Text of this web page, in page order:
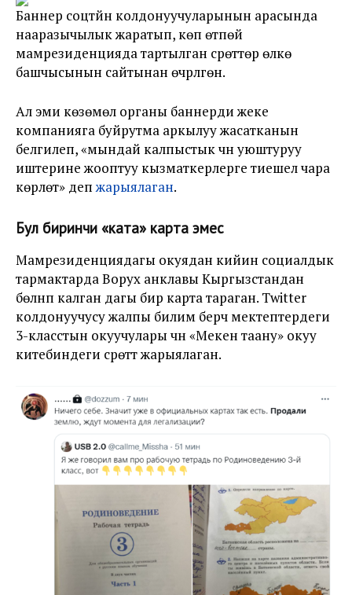
Баннер соцтүйүн колдонуучуларынын арасында
нааразычылык жаратып, көп өтпөй
мамрезиденцияда тартылган сүрөттөр өлкө
башчысынын сайтынан өчүрүлгөн.
Ал эми көзөмөл органы баннерди жеке
компанияга буйрутма аркылуу жасатканын
белгилеп, «мындай калпыстык үчүн уюштуруу
иштерине жооптуу кызматкерлерге тиешелүү чара
көрүлөт» депжарыялаган.
Бул биринчи «ката» карта эмес
Мамрезиденциядагы окуядан кийин социалдык
тармактарда Ворух анклавы Кыргызстандан
бөлүнүп калган дагы бир карта тараган. Twitter
колдонуучусу жалпы билим берүүчү мектептердеги
3-класстын окуучулары үчүн «Мекен таану» окуу
китебиндеги сүрөттү жарыялаган.